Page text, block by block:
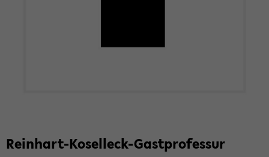
Reinhart-​Koselleck-Gastprofessur